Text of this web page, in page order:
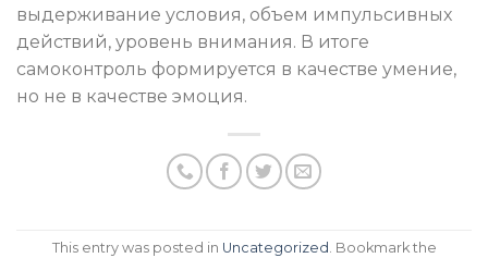
выдерживание условия, объем импульсивных
действий, уровень внимания. В итоге
самоконтроль формируется в качестве умение,
но не в качестве эмоция.
This entry was posted in Uncategorized . Bookmark the